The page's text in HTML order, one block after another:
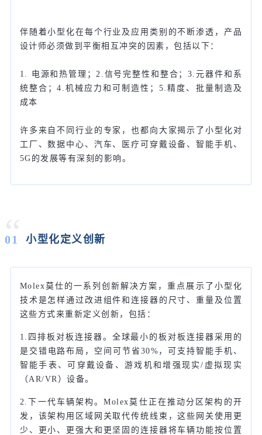
伴随着小型化在每个行业及应用类别的不断渗透，产品
设计师必须做到平衡相互冲突的因素，包括以下：
1. 电源和热管理；2.信号完整性和整合；3.元器件和系
统整合；4.机械应力和可制造性；5.精度、批量制造及
成本
许多来自不同行业的专家，也都向大家揭示了小型化对
工厂、数据中心、汽车、医疗可穿戴设备、智能手机、
5G的发展等有深刻的影响。
“
01 小型化定义创新
Molex莫仕的一系列创新解决方案，重点展示了小型化
技术是怎样通过改进组件和连接器的尺寸、重量及位置
这些方式来重新定义创新，包括：
1.四排板对板连接器。全球最小的板对板连接器采用的
是交错电路布局，空间可节省30%，可支持智能手机、
智能手表、可穿戴设备、游戏机和增强现实/虚拟现实
（AR/VR）设备。
2.下一代车辆架构。Molex莫仕正在推动分区架构的开
发，该架构用区域网关取代传统线束，这些网关使用更
少、更小、更强大和更坚固的连接器将车辆功能按位置